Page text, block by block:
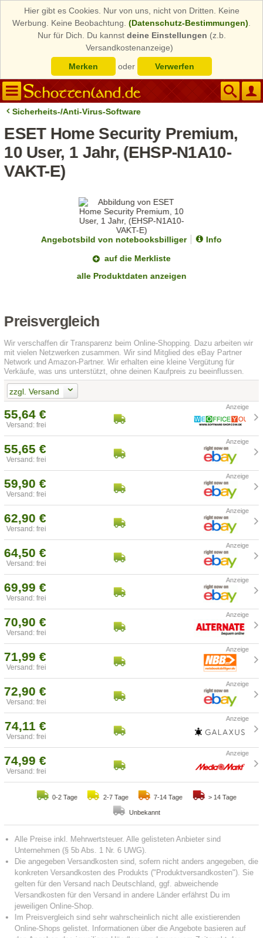
Hier gibt es Cookies. Nur von uns, nicht von Dritten. Keine
Werbung. Keine Beobachtung. (Datenschutz-Bestimmungen)
Nur für Dich. Du kannst deine Einstellungen (z.b.
Versandkostenanzeige)
Merken
oder Verwerfen
Sicherheits-/Anti-Virus-Software
ESET Home Security Premium,
10 User, 1 Jahr, (EHSP-N1A10-
VAKT-E)
Angebotsbild von notebooksbilliger
Info
auf die Merkliste
alle Produktdaten anzeigen
Preisvergleich
Wir verschaffen dir Transparenz beim Online-Shopping. Dazu arbeiten wir
mit vielen Netzwerken zusammen. Wir sind Mitglied des eBay Partner
Network und Amazon-Partner. Wir erhalten eine kleine Vergütung für
Verkäufe, was uns unterstützt, ohne deinen Kaufpreis zu beeinflussen.
zzgl. Versand
55,64 €
Versand: frei
55,65 €
Versand: frei
59,90 €
Versand: frei
62,90 €
Versand: frei
64,50 €
Versand: frei
69,99 €
Versand: frei
70,90 €
Versand: frei
71,99 €
Versand: frei
72,90 €
Versand: frei
74,11 €
Versand: frei
74,99 €
Versand: frei
0-2 Tage 2-7 Tage 7-14 Tage > 14 Tage
Unbekannt